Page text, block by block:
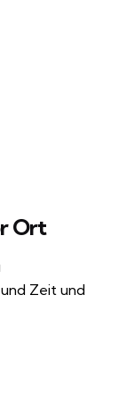
Ort
Zeit und